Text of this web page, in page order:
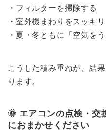
・フィルターを掃除する
・室外機まわりをスッキリ
・夏・冬ともに「空気を
こうした積み重ねが、結
ります。
🌞 エアコンの点検・交
におまかせください